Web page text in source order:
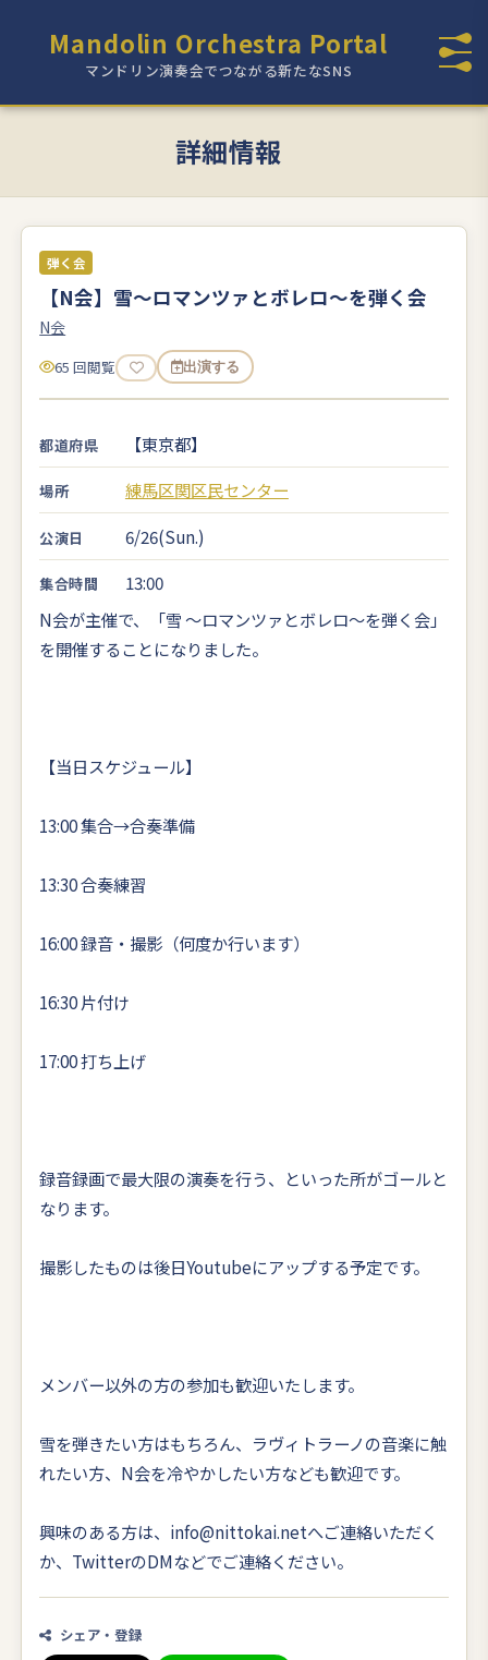
Mandolin Orchestra Portal
マンドリン演奏会でつながる新たなSNS
詳細情報
弾く会
【N会】雪～ロマンツァとボレロ～を弾く会
N会
65 回閲覧 出演する
都道府県 【東京都】
場所 練馬区関区民センター
公演日 6/26(Sun.)
集合時間
13:00
N会が主催で、「雪 ～ロマンツァとボレロ～を弾く会」
を開催することになりました。
【当日スケジュール】
13:00 集合→合奏準備
13:30 合奏練習
16:00 録音・撮影（何度か行います）
16:30 片付け
17:00 打ち上げ
録音録画で最大限の演奏を行う、といった所がゴールと
なります。
撮影したものは後日Youtubeにアップする予定です。
メンバー以外の方の参加も歓迎いたします。
雪を弾きたい方はもちろん、ラヴィトラーノの音楽に触
れたい方、N会を冷やかしたい方なども歓迎です。
興味のある方は、info@nittokai.netへご連絡いただく
か、TwitterのDMなどでご連絡ください。
シェア・登録